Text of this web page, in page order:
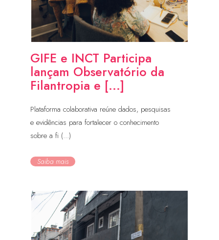
GIFE e INCT Participa
lançam Observatório da
Filantropia e [...]
Plataforma colaborativa reúne dados, pesquisas
e evidências para fortalecer o conhecimento
sobre a fi (...)
Saiba mais